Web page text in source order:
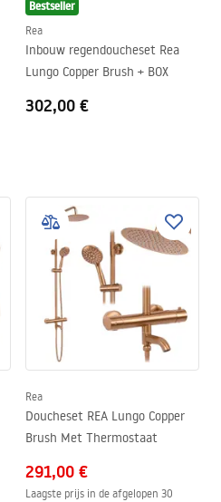
Bestseller
Rea
Inbouw regendoucheset Rea
Lungo Copper Brush + BOX
302,00 €
Rea
Doucheset REA Lungo Copper
Brush Met Thermostaat
291,00 €
Laagste prijs in de afgelopen 30